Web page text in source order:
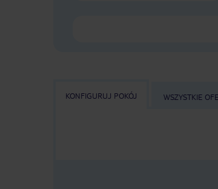
KONFIGURUJ POKÓJ WSZYSTKIE